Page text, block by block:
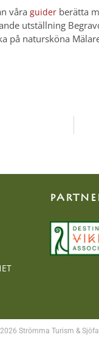
våra guider berätta
utställning
på natursköna
Strömma Turism &